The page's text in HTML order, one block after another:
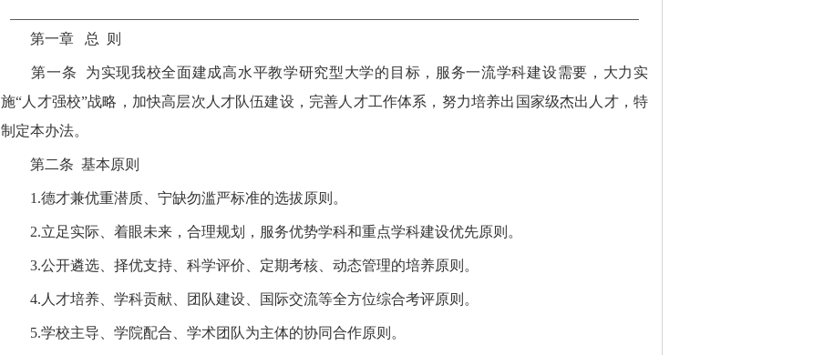
第一章 总 则
第一条
为实现我校全面建成高水平教学研究型大学的目标，服务一流学科建设需要，大力实
施“人才强校”战略，加快高层次人才队伍建设，完善人才工作体系，努力培养出国家级杰出人才，特
制定本办法。
第二条 基本原则
1.德才兼优重潜质、宁缺勿滥严标准的选拔原则。
2.立足实际、着眼未来，合理规划，服务优势学科和重点学科建设优先原则。
3.公开遴选、择优支持、科学评价、定期考核、动态管理的培养原则。
4. 人才培养、学科贡献、团队建设、国际交流等全方位综合考评原则。
5.学校主导、学院配合、学术团队为主体的协同合作原则。